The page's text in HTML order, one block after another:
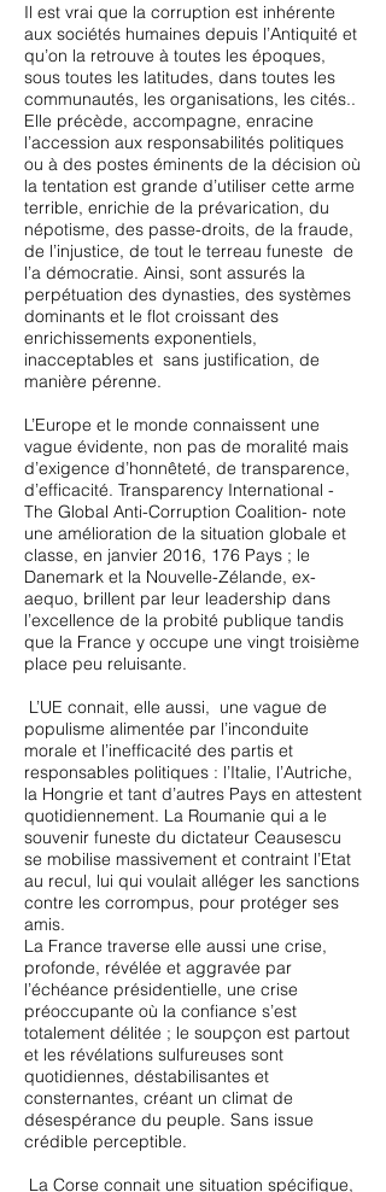
Il est vrai que la corruption est inhérente
aux sociétés humaines depuis l’Antiquité et
qu’on la retrouve à toutes les époques,
sous toutes les latitudes, dans toutes les
communautés, les organisations, les cités..
Elle précède, accompagne, enracine
l’accession aux responsabilités politiques
ou à des postes éminents de la décision où
la tentation est grande d’utiliser cette arme
terrible, enrichie de la prévarication, du
népotisme, des passe-droits, de la fraude,
de l’injustice, de tout le terreau funeste de
l’a démocratie. Ainsi, sont assurés la
perpétuation des dynasties, des systèmes
dominants et le flot croissant des
enrichissements exponentiels,
inacceptables et sans justification, de
manière pérenne.
L’Europe et le monde connaissent une
vague évidente, non pas de moralité mais
d’exigence d’honnêteté, de transparence,
d’efficacité. Transparency International -
The Global Anti-Corruption Coalition- note
une amélioration de la situation globale et
classe, en janvier 2016, 176 Pays ; le
Danemark et la Nouvelle-Zélande, ex-
aequo, brillent par leur leadership dans
l’excellence de la probité publique tandis
que la France y occupe une vingt troisième
place peu reluisante.
L’UE connait, elle aussi, une vague de
populisme alimentée par l’inconduite
morale et l’inefficacité des partis et
responsables politiques : l’Italie, l’Autriche,
la Hongrie et tant d’autres Pays en attestent
quotidiennement. La Roumanie qui a le
souvenir funeste du dictateur Ceausescu
se mobilise massivement et contraint l’Etat
au recul, lui qui voulait alléger les sanctions
contre les corrompus, pour protéger ses
amis.
La France traverse elle aussi une crise,
profonde, révélée et aggravée par
l’échéance présidentielle, une crise
préoccupante où la confiance s’est
totalement délitée ; le soupçon est partout
et les révélations sulfureuses sont
quotidiennes, déstabilisantes et
consternantes, créant un climat de
désespérance du peuple. Sans issue
crédible perceptible.
La Corse connait une situation spécifique,